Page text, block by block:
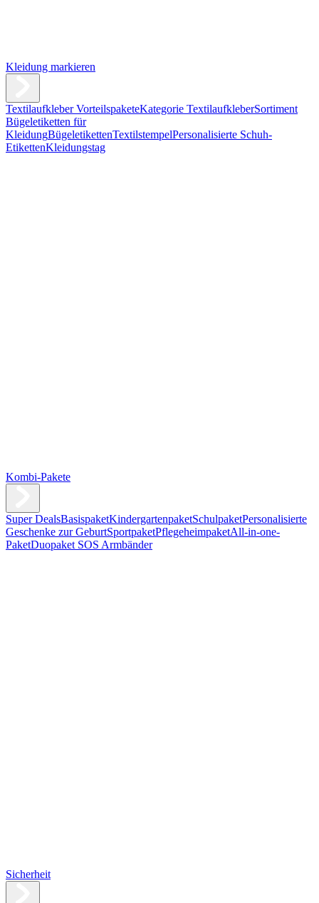
Kleidung markieren
Textilaufkleber VorteilspaketeKategorie TextilaufkleberSortiment
Bügeletiketten für
KleidungBügeletikettenTextilstempelPersonalisierte Schuh-
EtikettenKleidungstag
Kombi-Pakete
Super DealsBasispaketKindergartenpaketSchulpaketPersonalisierte
Geschenke zur GeburtSportpaketPflegeheimpaketAll-in-one-
PaketDuopaket SOS Armbänder
Sicherheit